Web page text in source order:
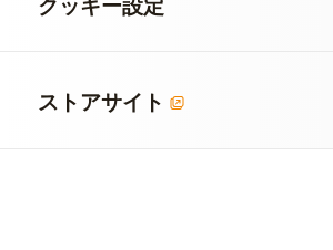
クッキー設定
ストアサイト